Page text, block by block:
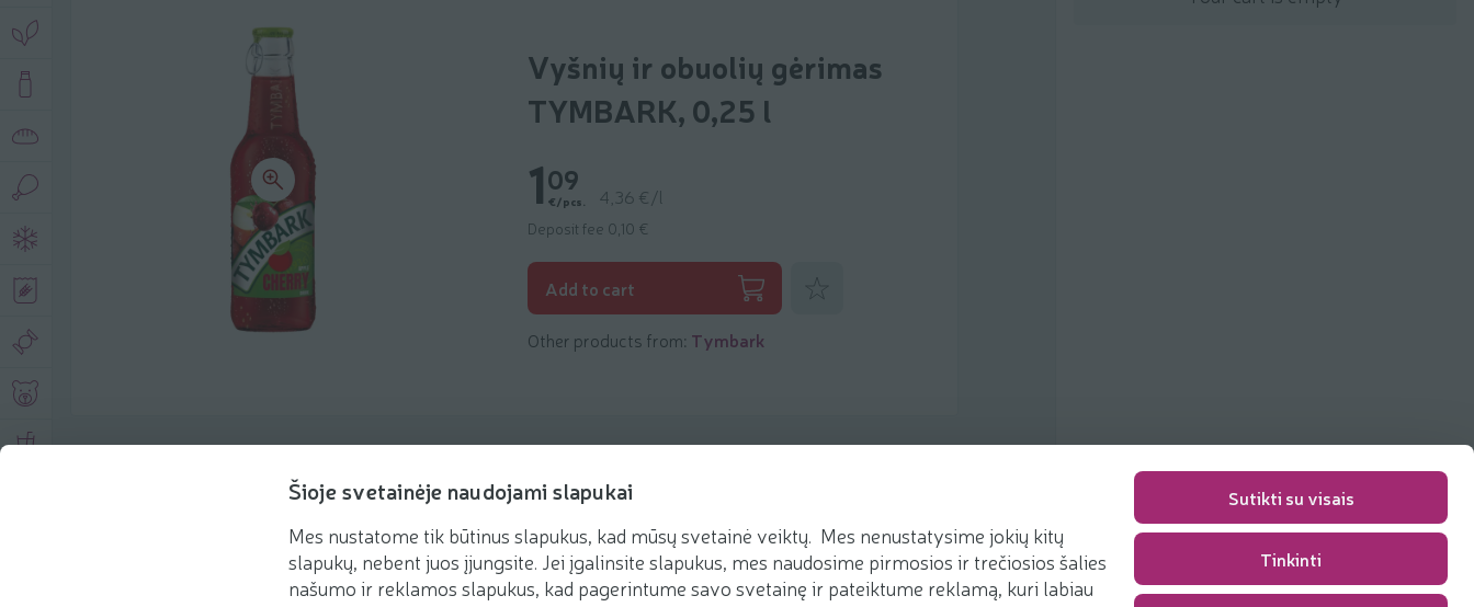
Šioje svetainėje naudojami slapukai
Mes nustatome tik būtinus slapukus, kad mūsų svetainė veiktų. Mes nenustatysime jokių kitų
slapukų, nebent juos įjungsite. Jei įgalinsite slapukus, mes naudosime pirmosios ir trečiosios šalies
našumo ir reklamos slapukus, kad pagerintume savo svetainę ir pateiktume reklamą, kuri labiau
Sutikti su visais
Tinkinti
Vyšnių ir obuolių gėrimas
TYMBARK, 0,25 l
109
€/pcs. 4,36 €/l
Deposit fee 0,10 €
Add to cart
Other products from: Tymbark
Product description
Recommendations Recipes
Packaging fee 0,00 €